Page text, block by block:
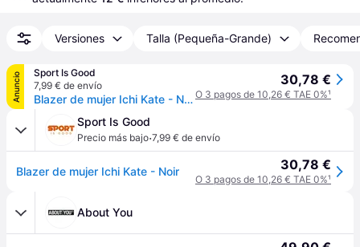
Versiones Talla (Pequeña-Grande)
Anuncio
Sport Is Good
7,99 € de envío
Blazer de mujer Ichi Kate - Noir
30,78 €
O 3 pagos de 10,26 € TAE 0%¹
Sport Is Good
Precio más bajo·7,99 € de envío
Blazer de mujer Ichi Kate - Noir 30,78 €
O 3 pagos de 10,26 € TAE 0%¹
About You